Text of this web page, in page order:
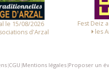
2026
d'Arzal
Fest Deiz a
les Amis du
CGU Mentions légales Proposer un